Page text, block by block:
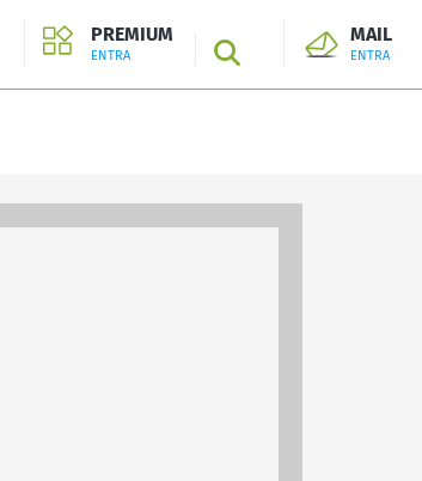
PREMIUM
ENTRA SEARCH
MAIL
ENTRA